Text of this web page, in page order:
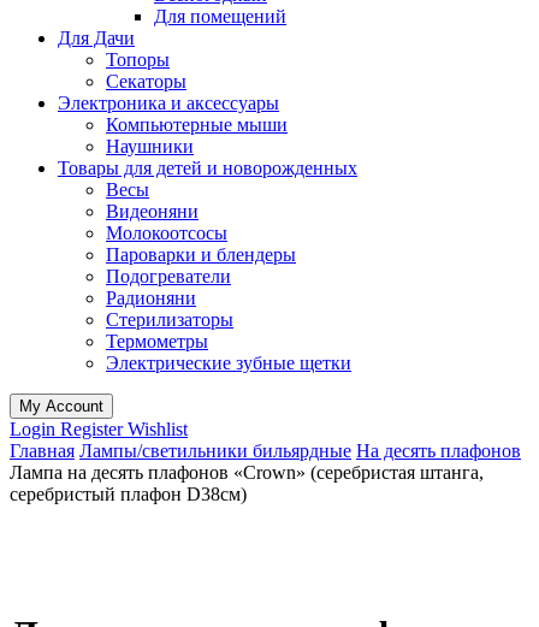
Для помещений
Для Дачи
Топоры
Секаторы
Электроника и аксессуары
Компьютерные мыши
Наушники
Товары для детей и новорожденных
Весы
Видеоняни
Молокоотсосы
Пароварки и блендеры
Подогреватели
Радионяни
Стерилизаторы
Термометры
Электрические зубные щетки
My Account
Login RegisterWishlist
Главная Лампы/светильники бильярдные На десять плафонов
Лампа на десять плафонов «Crown» (серебристая штанга,
серебристый плафон D38см)